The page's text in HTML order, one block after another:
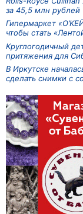
за 45,5 млн рублей
Гипермаркет
чтобы стать
Круглогодичный
притяжения для
В Иркутске
сделать снимки с